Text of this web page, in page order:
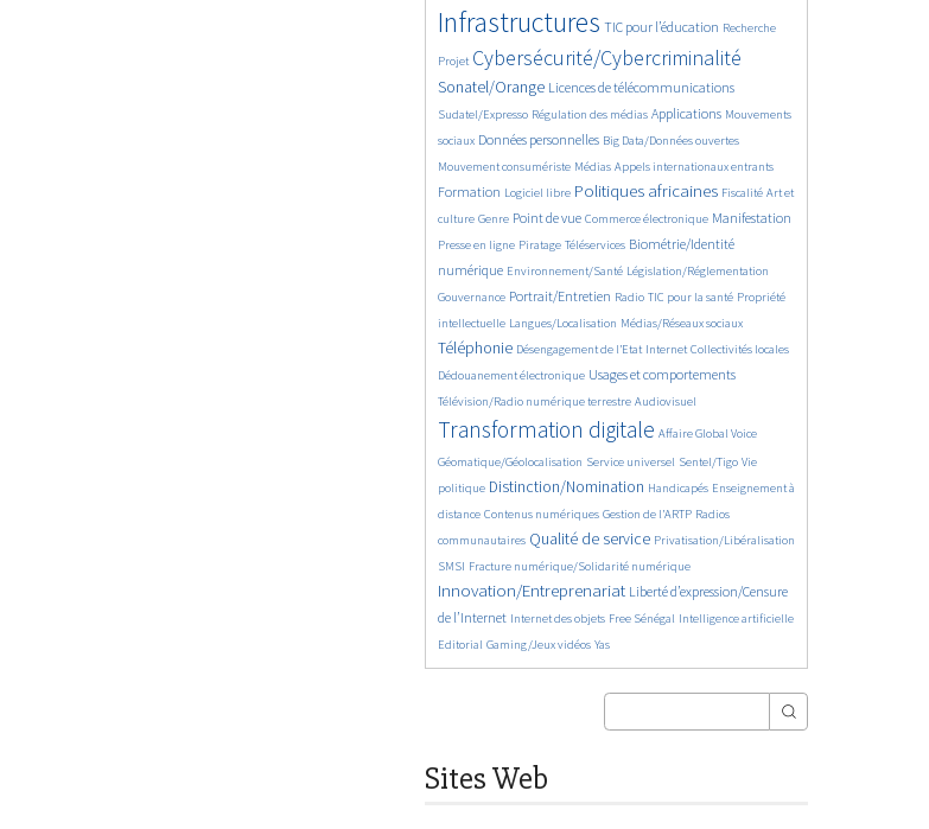
Infrastructures
1823/5557
TIC pour l’éducation
198/5557
Recherche
247/5557
Projet
3536/5557Cybersécurité/Cybercriminalité
2303/5557
Sonatel/Orange
1611/5557 Licences de télécommunications
299/5557
Sudatel/Expresso
1015/5557 Régulation des médias
1512/5557 Applications
1103/5557
Mouvements
sociaux
1664/5557Données personnelles
146/5557 Big Data/Données ouvertes
620/5557
Mouvement consumériste
366/5557 Médias
703/5557 Appels internationaux entrants
1749/5557
Formation
94/5557 Logiciel libre
2615/5557 Politiques africaines
1103/5557 Fiscalité
175/5557
Art et
culture
647/5557
Genre
1840/5557 Point de vue
1044/5557 Commerce électronique
1575/5557 Manifestation
337/5557
Presse en ligne
129/5557 Piratage
208/5557 Téléservices
1225/5557
Biométrie/Identité
numérique
363/5557 Environnement/Santé
349/5557 Législation/Réglementation
372/5557
Gouvernance
1870/5557Portrait/Entretien
145/5557 Radio
834/5557 TIC pour la santé
290/5557
Propriété
intellectuelle
60/5557 Langues/Localisation
1136/5557 Médias/Réseaux sociaux
2247/5557
Téléphonie
199/5557 Désengagement de l’Etat
1066/5557 Internet
120/5557 Collectivités locales
418/5557
Dédouanement électronique
1328/5557 Usages et comportements
1039/5557
Télévision/Radio numérique terrestre
569/5557 Audiovisuel
4010/5557
Transformation digitale
385/5557 Affaire Global Voice
169/5557
Géomatique/Géolocalisation
325/5557 Service universel
666/5557 Sentel/Tigo
183/5557
Vie
politique
2140/5557Distinction/Nomination
34/5557 Handicapés
711/5557
Enseignement à
distance
853/5557Contenus numériques
595/5557 Gestion de l’ARTP
191/5557
Radios
communautaires
2157/5557 Qualité de service
557/5557 Privatisation/Libéralisation
136/5557
SMSI
492/5557Fracture numérique/Solidarité numérique
2787/5557
Innovation/Entreprenariat
1365/5557
Liberté d’expression/Censure
de l’Internet
50/5557 Internet des objets
174/5557 Free Sénégal
879/5557 Intelligence artificielle
202/5557
Editorial
68/5557Gaming/Jeux vidéos
28/5557 Yas
Sites Web